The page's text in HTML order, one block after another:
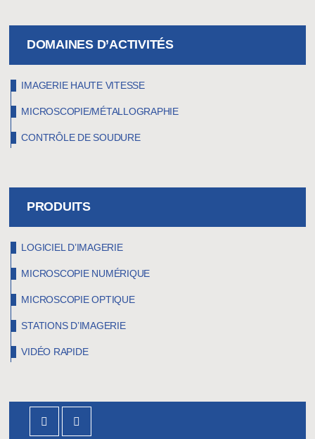
DOMAINES D’ACTIVITÉS
IMAGERIE HAUTE VITESSE
MICROSCOPIE/MÉTALLOGRAPHIE
CONTRÔLE DE SOUDURE
PRODUITS
LOGICIEL D’IMAGERIE
MICROSCOPIE NUMÉRIQUE
MICROSCOPIE OPTIQUE
STATIONS D’IMAGERIE
VIDÉO RAPIDE